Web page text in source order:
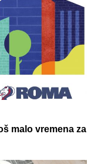
malo vremena za